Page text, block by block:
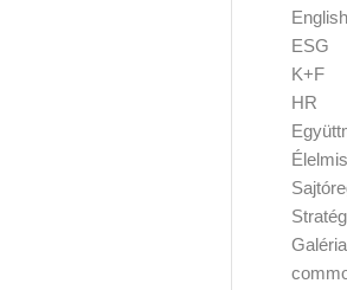
English
ESG
K+F
HR
Galéria